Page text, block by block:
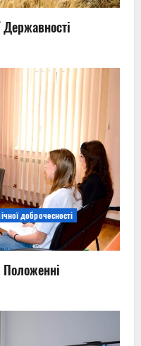
доброчесності
Положенні